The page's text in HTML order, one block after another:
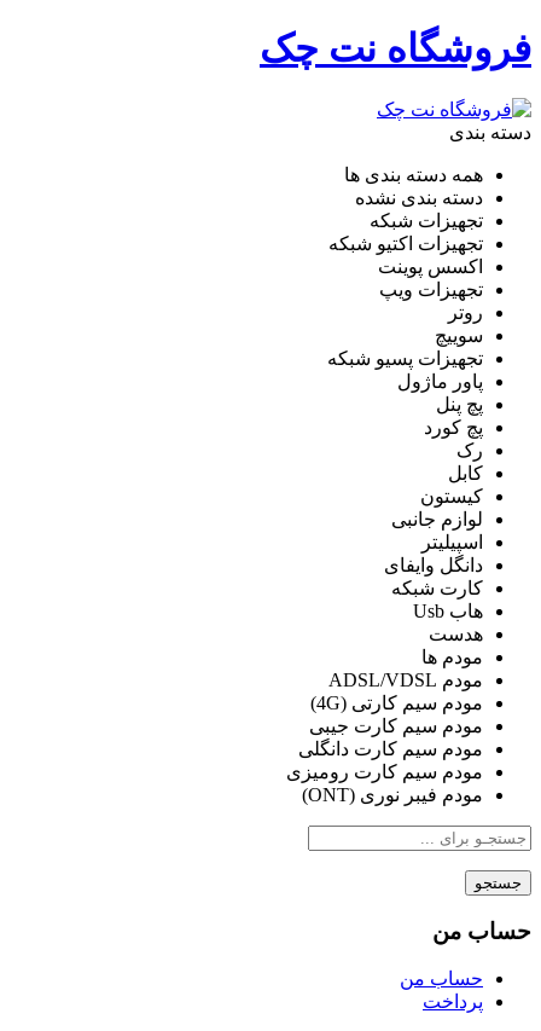
فروشگاه نت چک
دسته بندی
همه دسته بندی ها
دسته بندی نشده
تجهیزات شبکه
تجهیزات اکتیو شبکه
اکسس پوینت
تجهیزات ویپ
روتر
سوییچ
تجهیزات پسیو شبکه
پاور ماژول
پچ پنل
پچ کورد
رک
کابل
کیستون
لوازم جانبی
اسپیلیتر
دانگل وایفای
کارت شبکه
هاب Usb
هدست
مودم ها
مودم ADSL/VDSL
مودم سیم کارتی (4G)
مودم سیم کارت جیبی
مودم سیم کارت دانگلی
مودم سیم کارت رومیزی
مودم فیبر نوری (ONT)
جستجو
حساب من
حساب من
پرداخت